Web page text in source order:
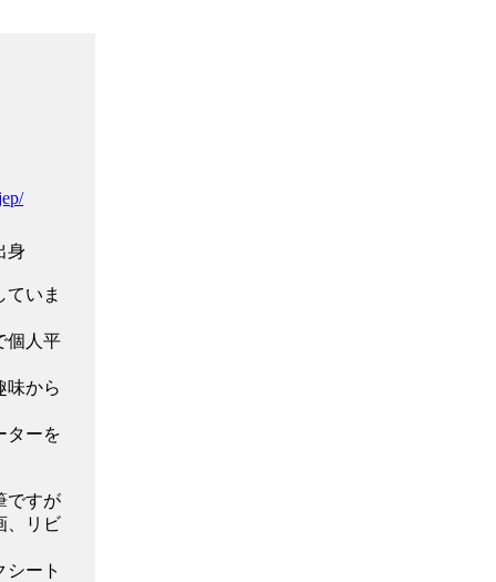
身
ていま
個人平
味から
ターを
ですが
、リビ
シート